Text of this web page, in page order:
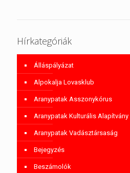
Hírkategóriák
Álláspályázat
Alpokalja Lovasklub
Aranypatak Asszonykórus
Aranypatak Kulturális Alapítvány
Aranypatak Vadásztársaság
Bejegyzés
Beszámolók